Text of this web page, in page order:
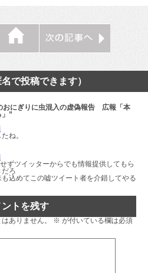
で投稿できます）
おにぎりに虫混入の虚偽報告 広報「本
”
ね。
ずツイッターからでも情報提供してもら
ろ
込めてこの嘘ツイート者を介錯してやる
ントを残す
ありません。 ※ が付いている欄は必須